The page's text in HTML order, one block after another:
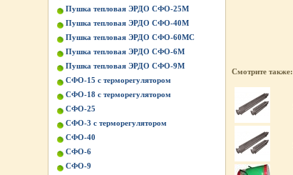
Пушка тепловая ЭРДО СФО-25М
Пушка тепловая ЭРДО СФО-40М
Пушка тепловая ЭРДО СФО-60МС
Пушка тепловая ЭРДО СФО-6М
Пушка тепловая ЭРДО СФО-9М
СФО-15 с терморегулятором
СФО-18 с терморегулятором
СФО-25
СФО-3 с терморегулятором
СФО-40
СФО-6
СФО-9
Смотрите также: